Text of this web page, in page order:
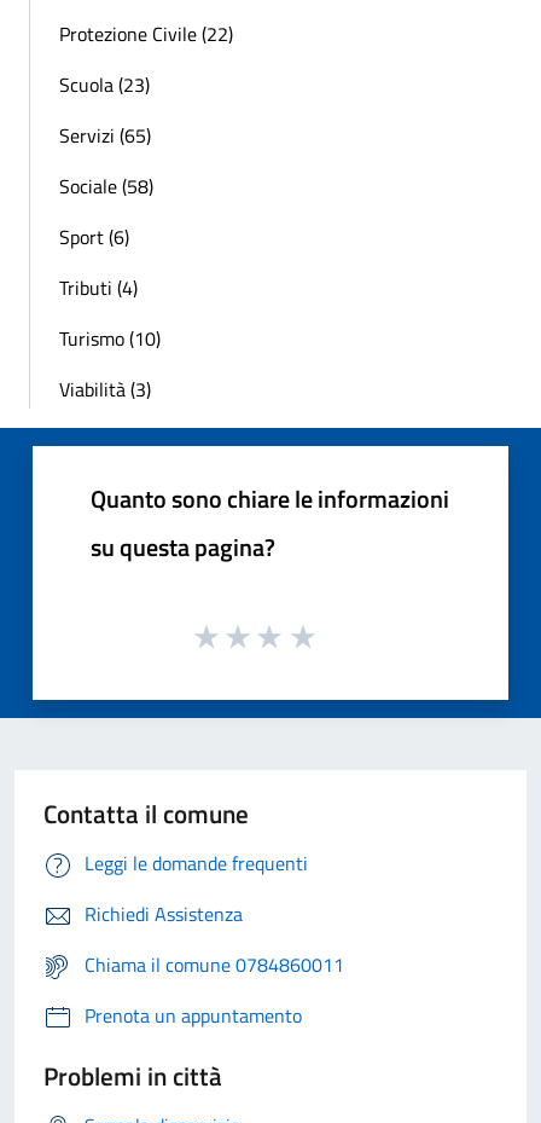
Protezione Civile (22)
Scuola (23)
Servizi (65)
Sociale (58)
Sport (6)
Tributi (4)
Turismo (10)
Viabilità (3)
Quanto sono chiare le informazioni
su questa pagina?
Contatta il comune
Leggi le domande frequenti
Richiedi Assistenza
Chiama il comune 0784860011
Prenota un appuntamento
Problemi in città